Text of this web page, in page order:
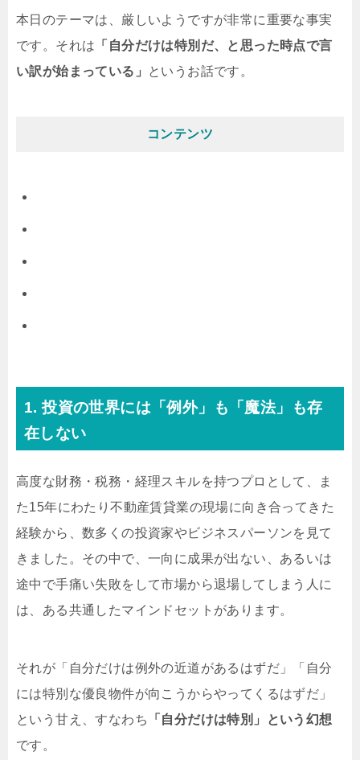
本日のテーマは、厳しいようですが非常に重要な事実
です。それは 「自分だけは特別だ、と思った時点で言
い訳が始まっている」
というお話です。
コンテンツ
1. 投資の世界には「例外」も「魔法」も存
在しない
高度な財務・税務・経理スキルを持つプロとして、ま
た15年にわたり不動産賃貸業の現場に向き合ってきた
経験から、数多くの投資家やビジネスパーソンを見て
きました。その中で、一向に成果が出ない、あるいは
途中で手痛い失敗をして市場から退場してしまう人に
は、ある共通したマインドセットがあります。
それが「自分だけは例外の近道があるはずだ」「自分
には特別な優良物件が向こうからやってくるはずだ」
という甘え、すなわち
「自分だけは特別」という幻想
です。